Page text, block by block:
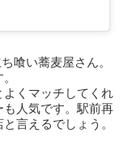
喰い蕎麦屋さん。
くマッチしてくれ
も人気です。駅前再
言えるでしょう。